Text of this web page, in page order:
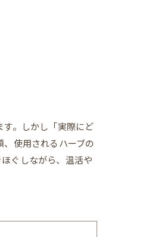
す。しかし「実際にど
使用されるハーブの
ぐしながら、温活や